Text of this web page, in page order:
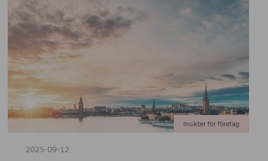
2025-09-12
Insikter för företag